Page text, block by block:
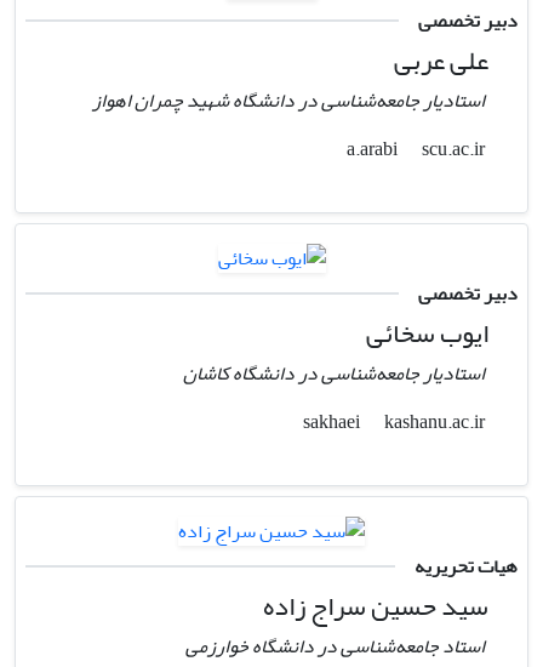
دبیر تخصصی
علی عربی
استادیار جامعه‌شناسی در دانشگاه شهید چمران اهواز
a.arabi
scu.ac.ir
دبیر تخصصی
ایوب سخائی
استادیار جامعه‌شناسی در دانشگاه کاشان
sakhaei
kashanu.ac.ir
هیات تحریریه
سید حسین سراج زاده
استاد جامعه‌شناسی در دانشگاه خوارزمی